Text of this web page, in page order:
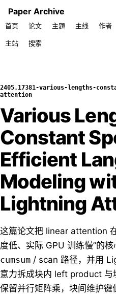
Paper Archive
首页 论文 主题 主线 作者
主站 搜索
2405.17381-various-lengths-
attention
Various
Constant
Efficient
Modeling
Lightning
这篇论文把 linear attention
度低、实际 GPU 训练慢”的
cumsum / scan 路径，并用
意力拆成块内 left product
保留并行矩阵乘，块间维护